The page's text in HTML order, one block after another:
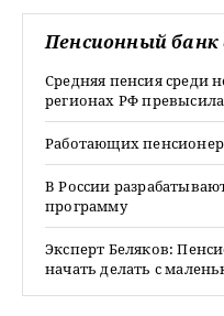
Пенсионный банк
Средняя пенсия среди
регионах РФ
Работающих
В России
программу
Эксперт Беляков:
начать делать с